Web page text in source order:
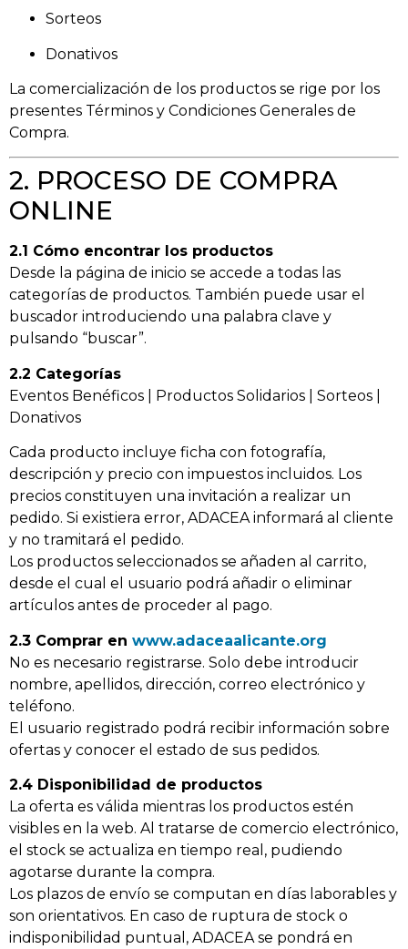
Sorteos
Donativos
La comercialización de los productos se rige por los
presentes Términos y Condiciones Generales de
Compra.
2. PROCESO DE COMPRA
ONLINE
2.1 Cómo encontrar los productos
Desde la página de inicio se accede a todas las
categorías de productos. También puede usar el
buscador introduciendo una palabra clave y
pulsando “buscar”.
2.2 Categorías
Eventos Benéficos | Productos Solidarios | Sorteos |
Donativos
Cada producto incluye ficha con fotografía,
descripción y precio con impuestos incluidos. Los
precios constituyen una invitación a realizar un
pedido. Si existiera error, ADACEA informará al cliente
y no tramitará el pedido.
Los productos seleccionados se añaden al carrito,
desde el cual el usuario podrá añadir o eliminar
artículos antes de proceder al pago.
2.3 Comprar en www.adaceaalicante.org
No es necesario registrarse. Solo debe introducir
nombre, apellidos, dirección, correo electrónico y
teléfono.
El usuario registrado podrá recibir información sobre
ofertas y conocer el estado de sus pedidos.
2.4 Disponibilidad de productos
La oferta es válida mientras los productos estén
visibles en la web. Al tratarse de comercio electrónico,
el stock se actualiza en tiempo real, pudiendo
agotarse durante la compra.
Los plazos de envío se computan en días laborables y
son orientativos. En caso de ruptura de stock o
indisponibilidad puntual, ADACEA se pondrá en